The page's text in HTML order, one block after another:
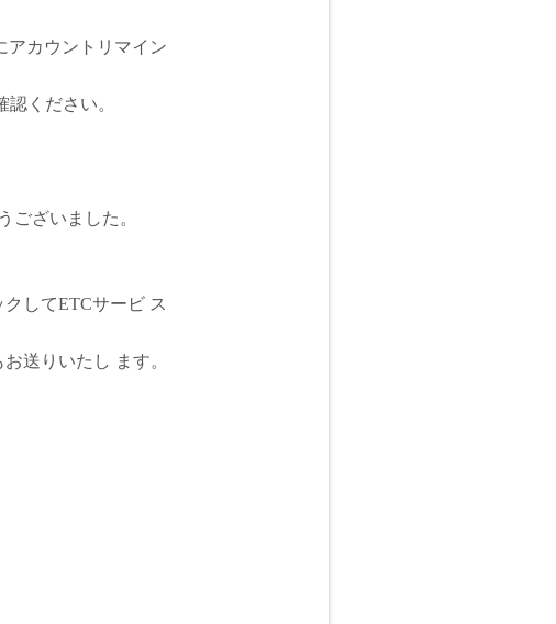
アカウントリマイン
ください。
ございました。
してETCサービ ス
送りいたし ます。